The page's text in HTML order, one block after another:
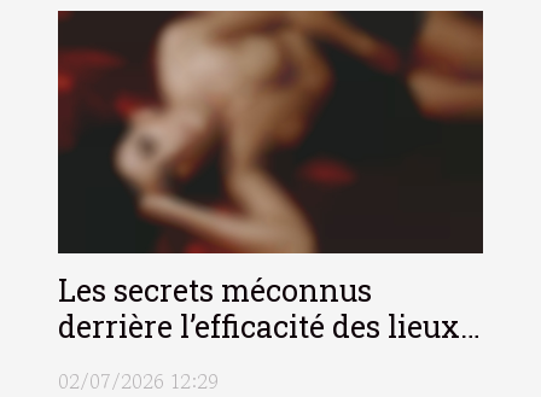
Les secrets méconnus
derrière l’efficacité des lieux
atypiques pour briser la glace
02/07/2026 12:29